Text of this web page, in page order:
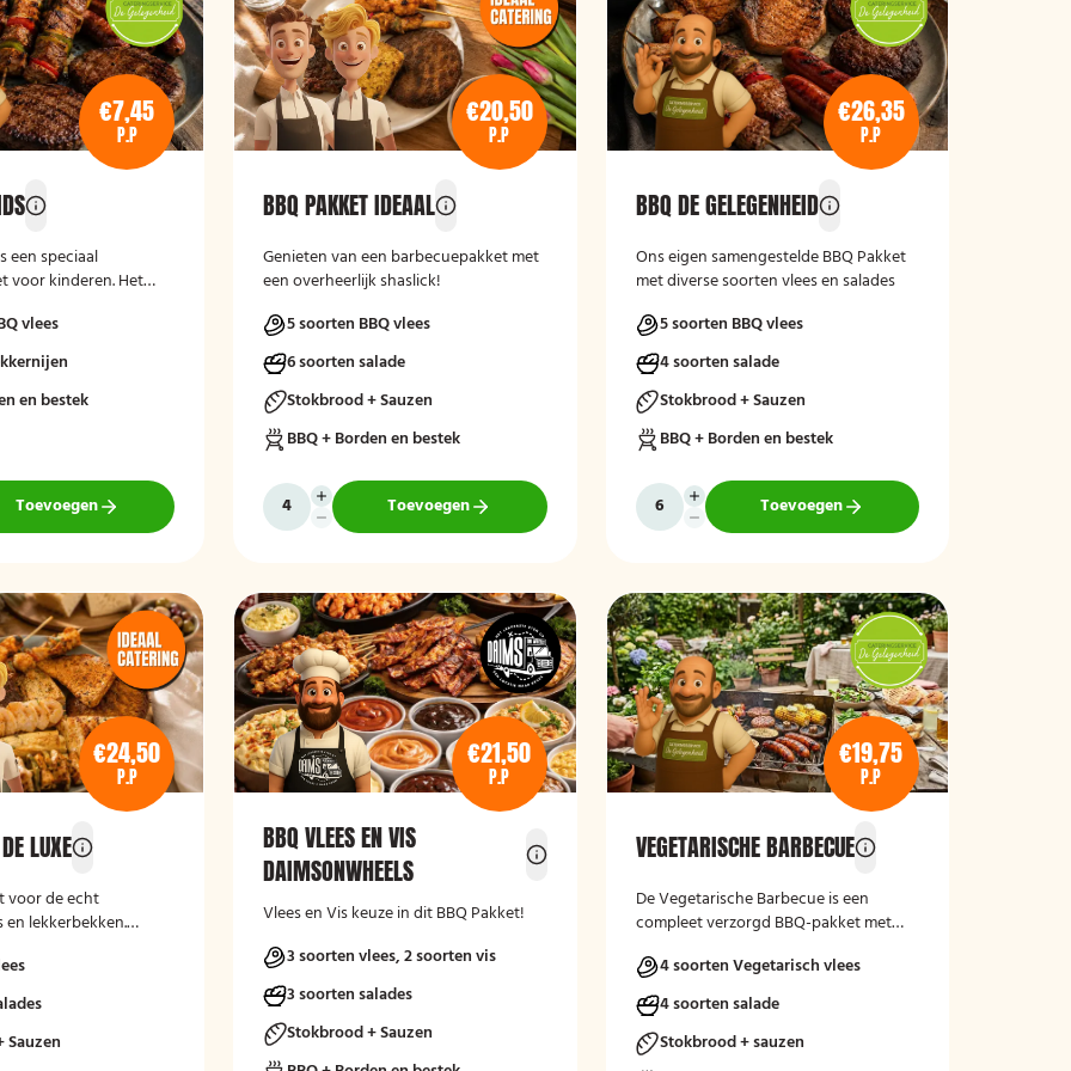
€7,45
P.P
een speciaal
voor kinderen. Het
en bijgerechten,
gasten kunnen
complete BBQ-
feest, familiedag of
vlees
en bestek
Toevoegen
€20,50
P.P
BBQ PAKKET IDEAAL
Genieten van een barbecuepakket met
een overheerlijk shaslick!
5 soorten BBQ vlees
6 soorten salade
Stokbrood + Sauzen
BBQ + Borden en bestek
Toevoegen
€26,35
P.P
BBQ DE GELEGENHEID
Ons eigen samengestelde BBQ Pakket
met diverse soorten vlees en salades
5 soorten BBQ vlees
4 soorten salade
Stokbrood + Sauzen
BBQ + Borden en bestek
Toevoegen
€24,50
P.P
LUXE
voor de echt
en lekkerbekken.
Sauzen
€21,50
P.P
BBQ VLEES EN VIS
DAIMSONWHEELS
Vlees en Vis keuze in dit BBQ Pakket!
3 soorten vlees, 2 soorten vis
3 soorten salades
Stokbrood + Sauzen
€19,75
P.P
VEGETARISCHE BARBECUE
De Vegetarische Barbecue is een
compleet verzorgd BBQ-pakket met
barbecueproducten, waaronder een
wortel-pompoenburger, vegetarische
spies, vegan garnalenalternatief en
groenteburger. Het arrangement wordt
4 soorten Vegetarisch vlees
4 soorten salade
Stokbrood + sauzen